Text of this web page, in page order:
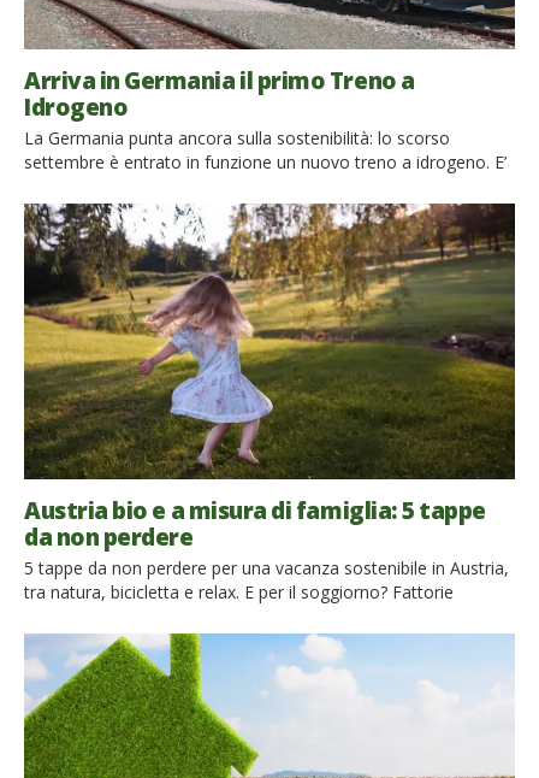
Arriva in Germania il primo Treno a
Idrogeno
La Germania punta ancora sulla sostenibilità: lo scorso
settembre è entrato in funzione un nuovo treno a idrogeno. E’
esclusivamente ad idrogeno. Può raggiungere i 140 km orari,
con un’autonomia di 800 km con un pieno. Ha una capienza di
300 passeggeri. Il primo treno al mondo ad idrogeno Coradia
Austria bio e a misura di famiglia: 5 tappe
da non perdere
5 tappe da non perdere per una vacanza sostenibile in Austria,
tra natura, bicicletta e relax. E per il soggiorno? Fattorie
sogno dei vostri bambini! Superiamo le Alpi per raggiungere
l’Austria, meta perfetta per vacanze attive e di divertimento
con i bambini. Ampie valli verdeggianti e […]